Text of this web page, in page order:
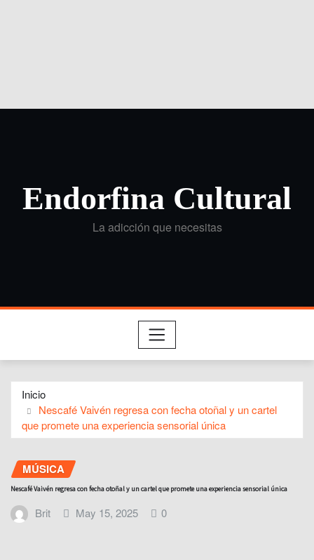
Endorfina Cultural
La adicción que necesitas
Inicio
Nescafé Vaivén regresa con fecha otoñal y un cartel
que promete una experiencia sensorial única
MÚSICA
Nescafé Vaivén regresa con fecha otoñal y un cartel que promete una experiencia sensorial única
Brit May 15, 2025 0